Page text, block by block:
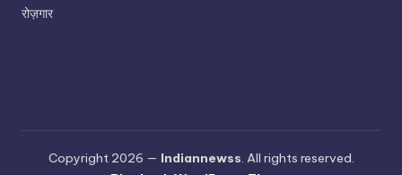
रोज़गार
Copyright 2026 — Indiannewss. All rights reserved.